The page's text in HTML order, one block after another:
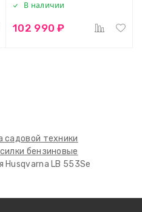
садовой техники
бензиновые
Husqvarna LB 553Se
В наличии
102 990 ₽